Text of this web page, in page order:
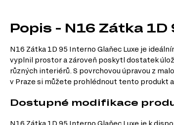
Popis - N16 Zátka
N16 Zátka 1D 95 Interno Glaňec Luxe je
vyplnil prostor a zároveň poskytl dostatek
různých interiérů. S povrchovou úpravou z
v Praze si můžete prohlédnout tento produkt
Dostupné modifikace
N16 Zátka 1D 95 Interno Glaňec Luxe je k